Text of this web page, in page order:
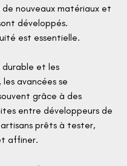
de nouveaux matériaux et
développés.
est essentielle.
durable et les
avancées se
grâce à des
entre développeurs de
prêts à tester,
affiner.